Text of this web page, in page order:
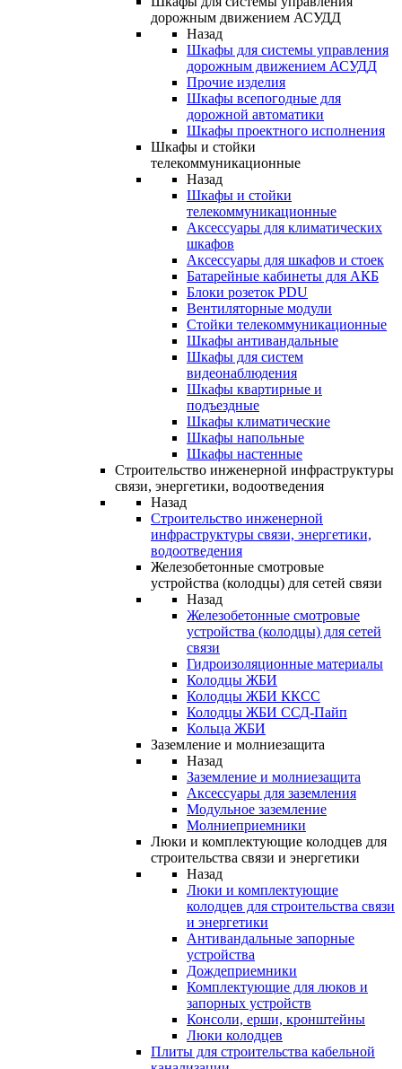
дорожным движением АСУДД
Назад
Шкафы для системы управления
дорожным движением АСУДД
Прочие изделия
Шкафы всепогодные для
дорожной автоматики
Шкафы проектного исполнения
Шкафы и стойки
телекоммуникационные
Назад
Шкафы и стойки
телекоммуникационные
Аксессуары для климатических
шкафов
Аксессуары для шкафов и стоек
Батарейные кабинеты для АКБ
Блоки розеток PDU
Вентиляторные модули
Стойки телекоммуникационные
Шкафы антивандальные
Шкафы для систем
видеонаблюдения
Шкафы квартирные и
подъездные
Шкафы климатические
Шкафы напольные
Шкафы настенные
Строительство инженерной инфраструктуры
связи, энергетики, водоотведения
Назад
Строительство инженерной
инфраструктуры связи, энергетики,
водоотведения
Железобетонные смотровые
устройства (колодцы) для сетей связи
Назад
Железобетонные смотровые
устройства (колодцы) для сетей
связи
Гидроизоляционные материалы
Колодцы ЖБИ
Колодцы ЖБИ ККСС
Колодцы ЖБИ ССД-Пайп
Кольца ЖБИ
Заземление и молниезащита
Назад
Заземление и молниезащита
Аксессуары для заземления
Модульное заземление
Молниеприемники
Люки и комплектующие колодцев для
строительства связи и энергетики
Назад
Люки и комплектующие
колодцев для строительства связи
и энергетики
Антивандальные запорные
устройства
Дождеприемники
Комплектующие для люков и
запорных устройств
Консоли, ерши, кронштейны
Люки колодцев
Плиты для строительства кабельной